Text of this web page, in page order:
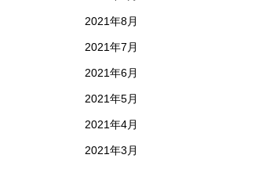
2021年8月
2021年7月
2021年6月
2021年5月
2021年4月
2021年3月